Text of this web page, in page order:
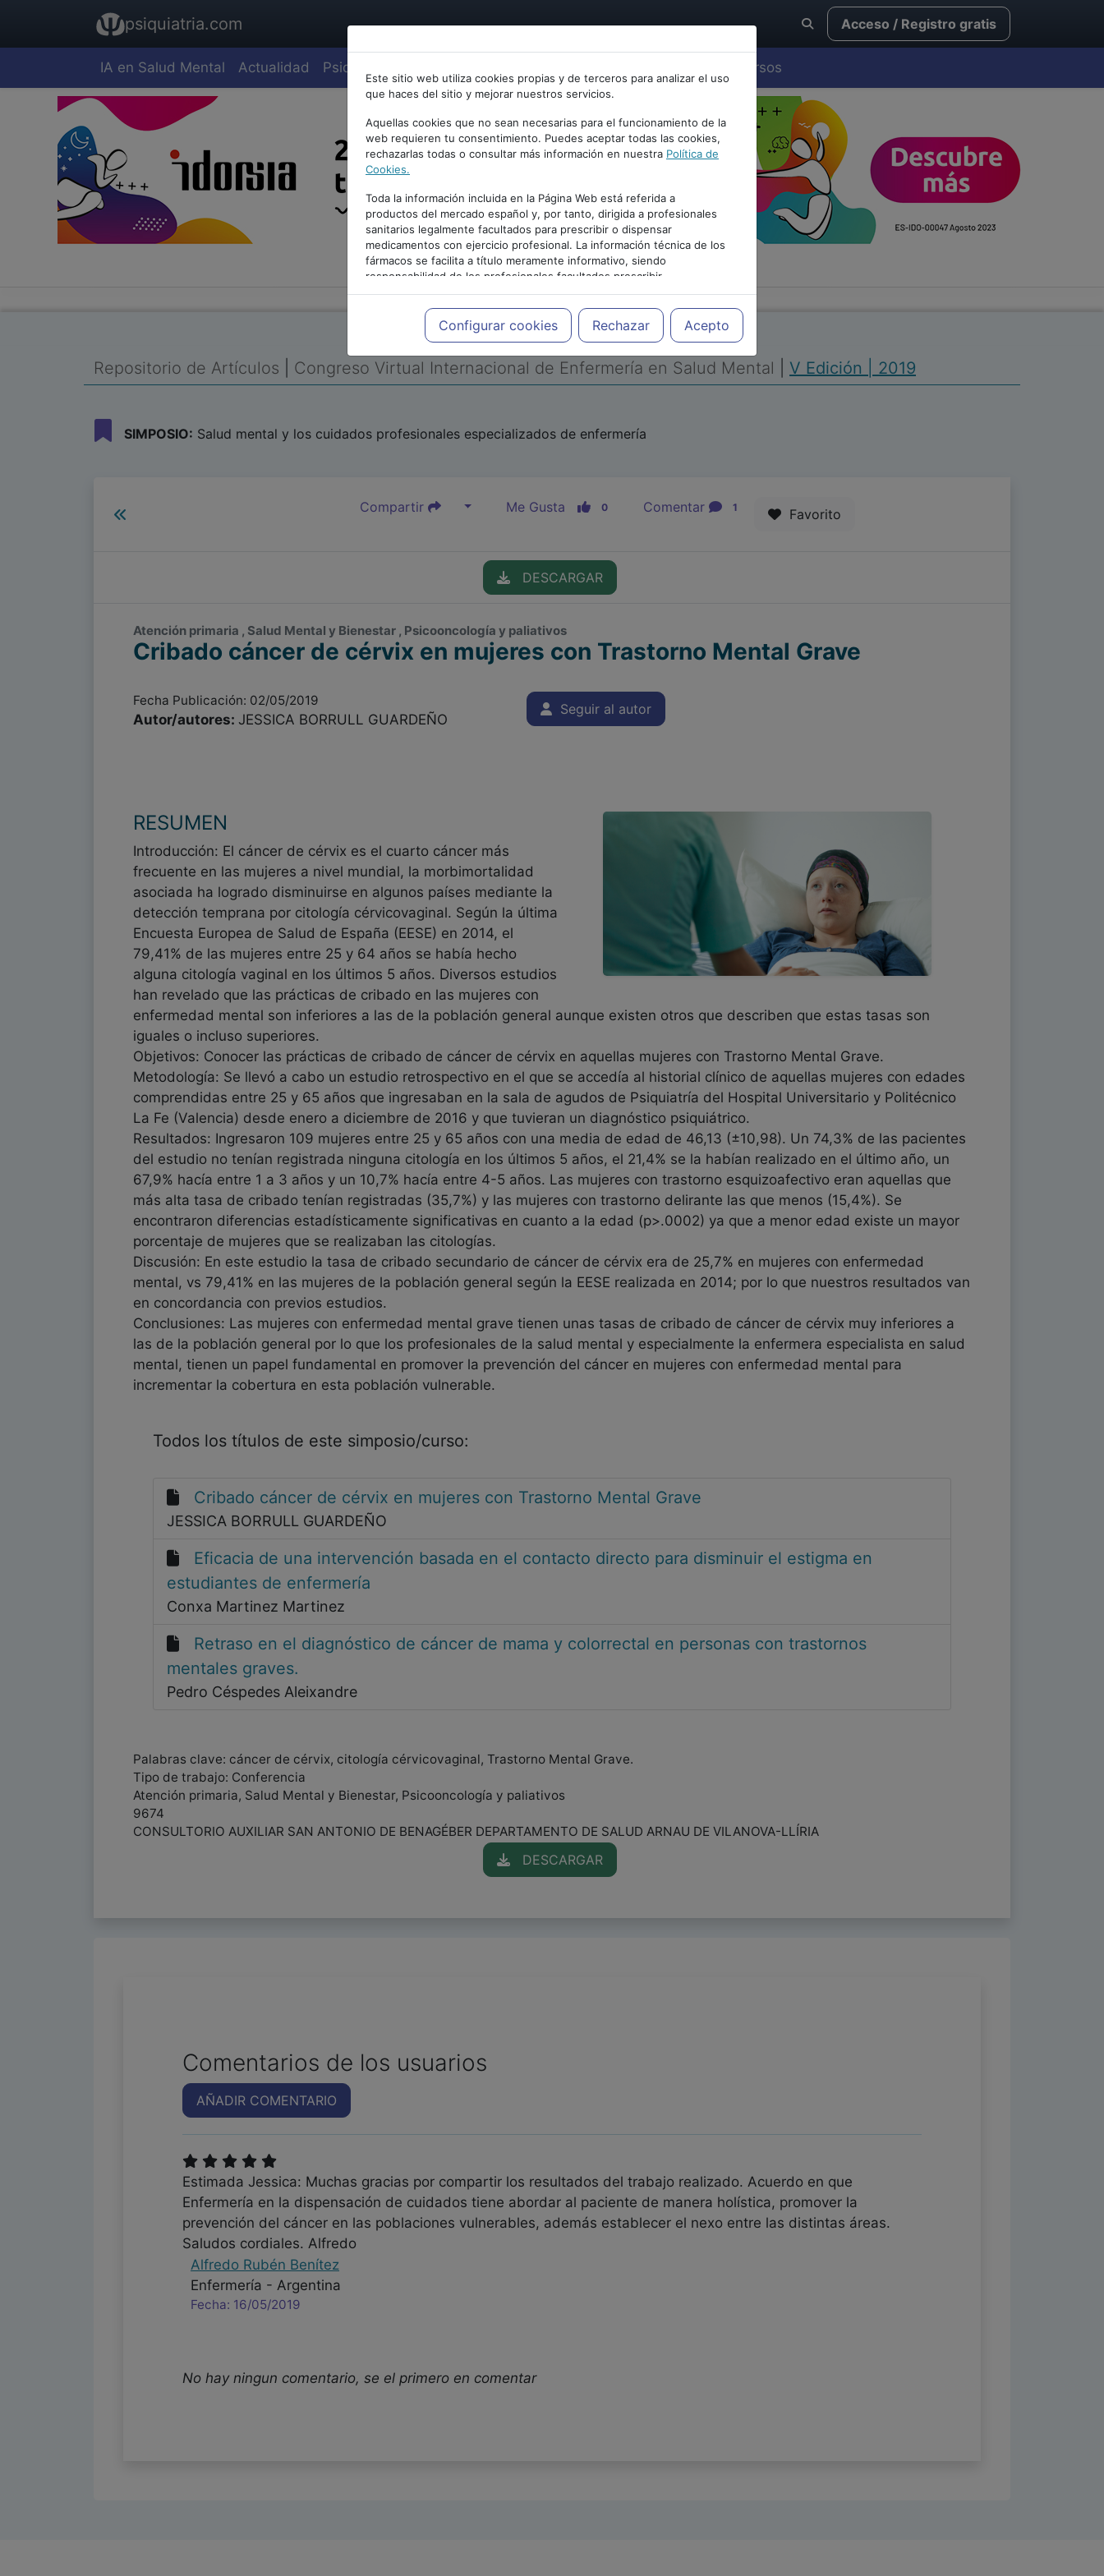
psiquiatria.com Acceso / Registro gratis
IA en Salud Mental Actualidad Psiquiatría Cursos
Este sitio web utiliza cookies propias y de terceros para analizar el uso
que haces del sitio y mejorar nuestros servicios.
Aquellas cookies que no sean necesarias para el funcionamiento de la
web requieren tu consentimiento. Puedes aceptar todas las cookies,
rechazarlas todas o consultar más información en nuestra Política de
Cookies.
Toda la información incluida en la Página Web está referida a
productos del mercado español y, por tanto, dirigida a profesionales
sanitarios legalmente facultados para prescribir o dispensar
medicamentos con ejercicio profesional. La información técnica de los
fármacos se facilita a título meramente informativo, siendo
responsabilidad de los profesionales facultados prescribir
medicamentos y decidir, en cada caso concreto, el tratamiento más
adecuado a las necesidades del paciente.
Configurar cookies Rechazar Acepto
PUBLICIDAD
Repositorio de Artículos Congreso Virtual Internacional de Enfermería en Salud Mental V Edición | 2019
SIMPOSIO: Salud mental y los cuidados profesionales especializados de enfermería
Compartir Me Gusta 0 Comentar 1 Favorito
DESCARGAR
Atención primaria , Salud Mental y Bienestar , Psicooncología y paliativos
Cribado cáncer de cérvix en mujeres con Trastorno Mental Grave
Fecha Publicación: 02/05/2019
Autor/autores: JESSICA BORRULL GUARDEÑO
Seguir al autor
RESUMEN
Introducción: El cáncer de cérvix es el cuarto cáncer más
frecuente en las mujeres a nivel mundial, la morbimortalidad
asociada ha logrado disminuirse en algunos países mediante la
detección temprana por citología cérvicovaginal. Según la última
Encuesta Europea de Salud de España (EESE) en 2014, el
79,41% de las mujeres entre 25 y 64 años se había hecho
alguna citología vaginal en los últimos 5 años. Diversos estudios
han revelado que las prácticas de cribado en las mujeres con
enfermedad mental son inferiores a las de la población general aunque existen otros que describen que estas tasas son
iguales o incluso superiores.
Objetivos: Conocer las prácticas de cribado de cáncer de cérvix en aquellas mujeres con Trastorno Mental Grave.
Metodología: Se llevó a cabo un estudio retrospectivo en el que se accedía al historial clínico de aquellas mujeres con edades
comprendidas entre 25 y 65 años que ingresaban en la sala de agudos de Psiquiatría del Hospital Universitario y Politécnico
La Fe (Valencia) desde enero a diciembre de 2016 y que tuvieran un diagnóstico psiquiátrico.
Resultados: Ingresaron 109 mujeres entre 25 y 65 años con una media de edad de 46,13 (±10,98). Un 74,3% de las pacientes
del estudio no tenían registrada ninguna citología en los últimos 5 años, el 21,4% se la habían realizado en el último año, un
67,9% hacía entre 1 a 3 años y un 10,7% hacía entre 4-5 años. Las mujeres con trastorno esquizoafectivo eran aquellas que
más alta tasa de cribado tenían registradas (35,7%) y las mujeres con trastorno delirante las que menos (15,4%). Se
encontraron diferencias estadísticamente significativas en cuanto a la edad (p>.0002) ya que a menor edad existe un mayor
porcentaje de mujeres que se realizaban las citologías.
Discusión: En este estudio la tasa de cribado secundario de cáncer de cérvix era de 25,7% en mujeres con enfermedad
mental, vs 79,41% en las mujeres de la población general según la EESE realizada en 2014; por lo que nuestros resultados van
en concordancia con previos estudios.
Conclusiones: Las mujeres con enfermedad mental grave tienen unas tasas de cribado de cáncer de cérvix muy inferiores a
las de la población general por lo que los profesionales de la salud mental y especialmente la enfermera especialista en salud
mental, tienen un papel fundamental en promover la prevención del cáncer en mujeres con enfermedad mental para
incrementar la cobertura en esta población vulnerable.
Todos los títulos de este simposio/curso:
Cribado cáncer de cérvix en mujeres con Trastorno Mental Grave
JESSICA BORRULL GUARDEÑO
Eficacia de una intervención basada en el contacto directo para disminuir el estigma en
estudiantes de enfermería
Conxa Martinez Martinez
Retraso en el diagnóstico de cáncer de mama y colorrectal en personas con trastornos
mentales graves.
Pedro Céspedes Aleixandre
Palabras clave: cáncer de cérvix, citología cérvicovaginal, Trastorno Mental Grave.
Tipo de trabajo: Conferencia
Atención primaria, Salud Mental y Bienestar, Psicooncología y paliativos
9674
CONSULTORIO AUXILIAR SAN ANTONIO DE BENAGÉBER DEPARTAMENTO DE SALUD ARNAU DE VILANOVA-LLÍRIA
DESCARGAR
Comentarios de los usuarios
AÑADIR COMENTARIO
Estimada Jessica: Muchas gracias por compartir los resultados del trabajo realizado. Acuerdo en que
Enfermería en la dispensación de cuidados tiene abordar al paciente de manera holística, promover la
prevención del cáncer en las poblaciones vulnerables, además establecer el nexo entre las distintas áreas.
Saludos cordiales. Alfredo
Alfredo Rubén Benítez
Enfermería - Argentina
Fecha: 16/05/2019
No hay ningun comentario, se el primero en comentar